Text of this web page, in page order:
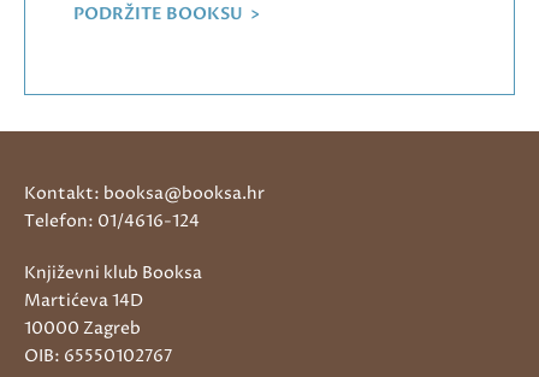
PODRŽITE BOOKSU >
Kontakt: booksa@booksa.hr
Telefon: 01/4616-124
Književni klub Booksa
Martićeva 14D
10000 Zagreb
OIB: 65550102767